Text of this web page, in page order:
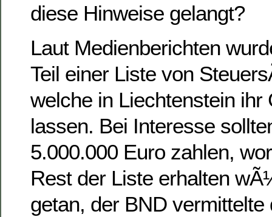
diese Hinweise gelangt?
Laut Medienberichten
Teil einer Liste von
welche in Liechtenstein ihr
lassen. Bei Interesse
5.000.000 Euro zahlen,
Rest der Liste erhalten
getan, der BND vermittelte